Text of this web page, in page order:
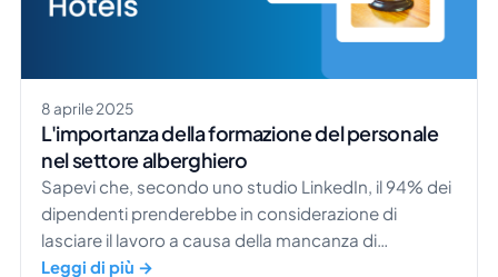
8 aprile 2025
L'importanza della formazione del personale
nel settore alberghiero
Sapevi che, secondo uno studio LinkedIn, il 94% dei
dipendenti prenderebbe in considerazione di
lasciare il lavoro a causa della mancanza di
formazione offerta dalla propria azienda?
Leggi di più →